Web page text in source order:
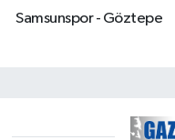
Samsunspor - Göztepe